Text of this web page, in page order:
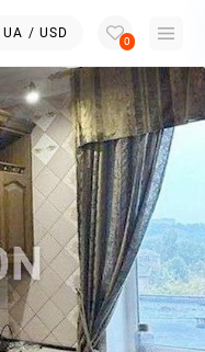
UA / USD
0